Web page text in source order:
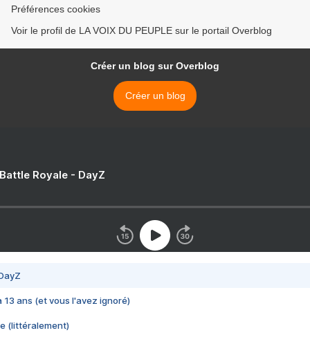
Préférences cookies
Voir le profil de LA VOIX DU PEUPLE sur le portail Overblog
Créer un blog sur Overblog
Créer un blog
Royale - DayZ
13 ans (et vous l'avez ignoré)
(littéralement)